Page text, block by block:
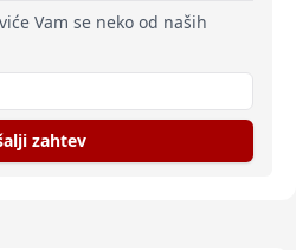
Vam se neko od naših
zahtev